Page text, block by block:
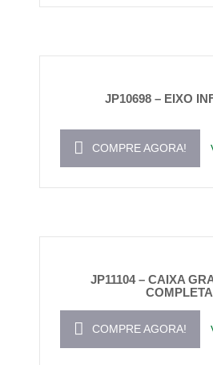
JP10698 – EIXO
COMPRE AGORA!
JP11104 – CAIXA
COMPLETA
COMPRE AGORA!